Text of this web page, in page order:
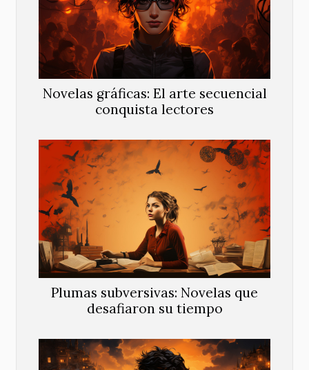
Novelas gráficas: El arte secuencial
conquista lectores
Plumas subversivas: Novelas que
desafiaron su tiempo